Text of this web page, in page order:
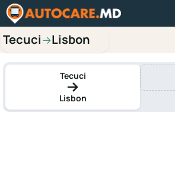
Tecuci→Lisbon
Tecuci
Lisbon